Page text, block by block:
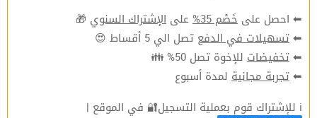
⬅ احصل على خَصْم 35% على الإشتراك السنوي 🎁
⬅تسهيلات في الدفع تصل الي 5 أقساط 😍
⬅تخفيضات للإخوة تصل 50% 👪
⬅تجربة مجانية لمدة أسبوع
ℹ للإشتراك قوم بعملية التسجيل🔐 في الموقع |